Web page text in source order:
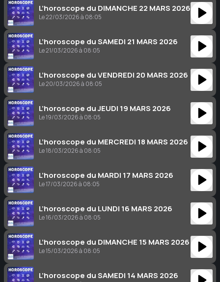
L’horoscope du DIMANCHE 22 MARS 2026
Le 22/03/2026 à 08:05
L’horoscope du SAMEDI 21 MARS 2026
Le 21/03/2026 à 08:05
L’horoscope du VENDREDI 20 MARS 2026
Le 20/03/2026 à 08:05
L’horoscope du JEUDI 19 MARS 2026
Le 19/03/2026 à 08:05
L’horoscope du MERCREDI 18 MARS 2026
Le 18/03/2026 à 08:05
L’horoscope du MARDI 17 MARS 2026
Le 17/03/2026 à 08:05
L’horoscope du LUNDI 16 MARS 2026
Le 16/03/2026 à 08:05
L’horoscope du DIMANCHE 15 MARS 2026
Le 15/03/2026 à 08:05
L’horoscope du SAMEDI 14 MARS 2026